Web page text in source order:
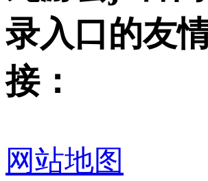
录入口的友
接：
网站地图